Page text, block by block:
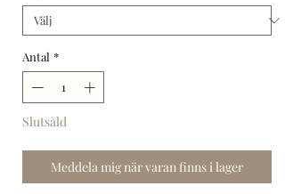
Antal *
Slutsåld
Meddela mig när varan finns i lager